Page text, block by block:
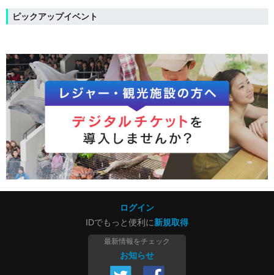
ピックアップイベント
ログイン
IDでもっと便利に新規取得
最新情報をチェック
お知らせ